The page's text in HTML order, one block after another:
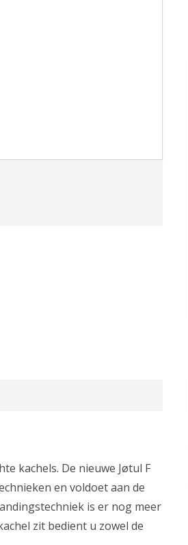
kachels. De nieuwe Jøtul F
en voldoet aan de
is er nog meer
zit bedient u zowel de